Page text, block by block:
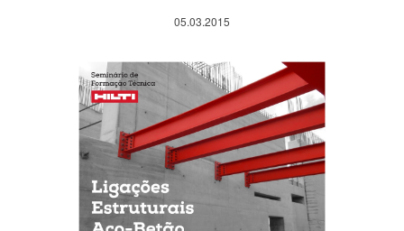
05.03.2015